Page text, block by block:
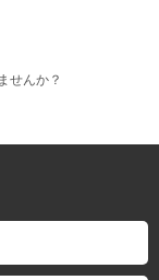
せんか？